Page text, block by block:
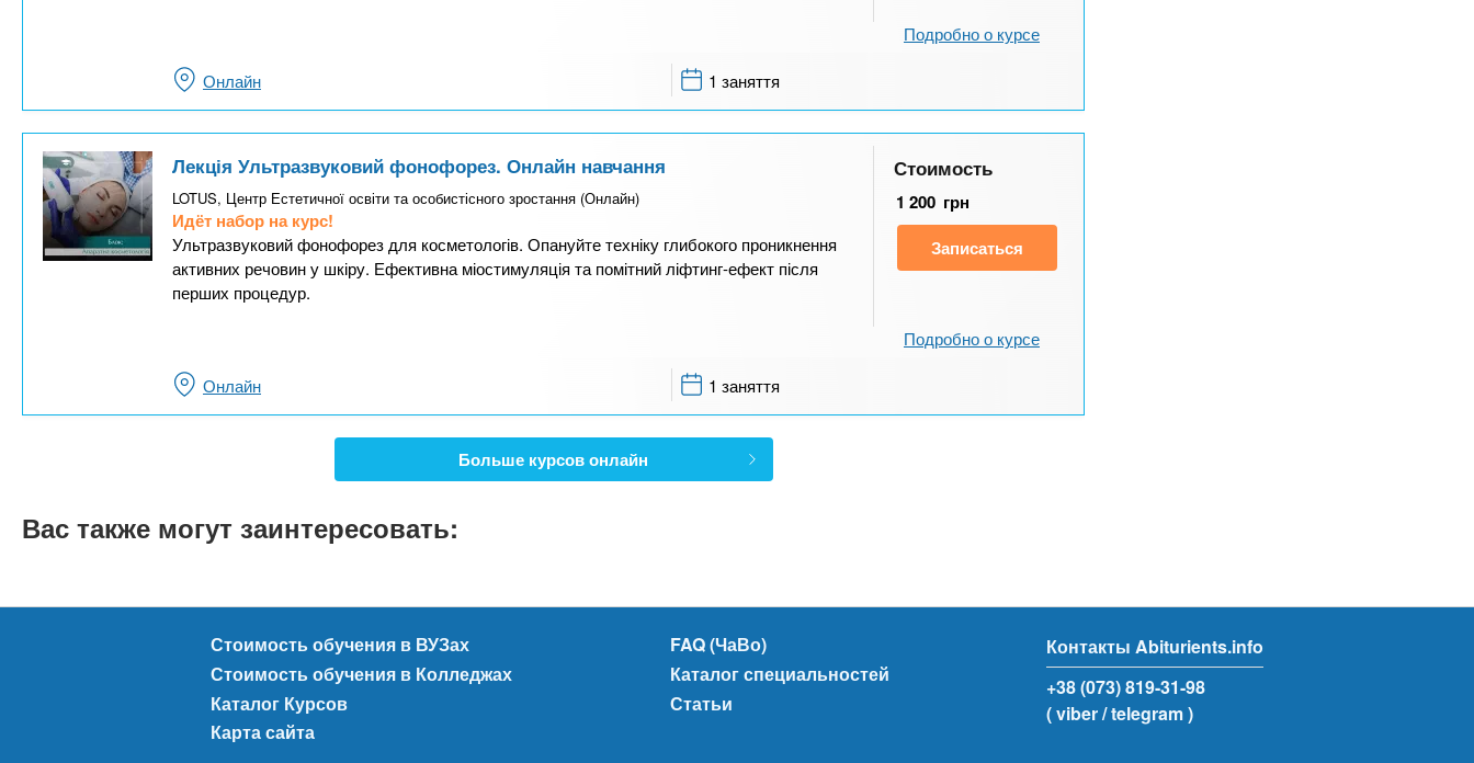
Подробно о курсе
Онлайн 1 заняття
Лекція Ультразвуковий фонофорез. Онлайн навчання
LOTUS, Центр Естетичної освіти та особистісного зростання (Онлайн)
Идёт набор на курс!
Ультразвуковий фонофорез для косметологів. Опануйте техніку глибокого проникнення
активних речовин у шкіру. Ефективна міостимуляція та помітний ліфтинг-ефект після
перших процедур.
Стоимость
1 200 грн
Записаться
Подробно о курсе
Онлайн 1 заняття
Больше курсов онлайн
Вас также могут заинтересовать:
Стоимость обучения в ВУЗах
Стоимость обучения в Колледжах
Каталог Курсов
Карта сайта
FAQ (ЧаВо)
Каталог специальностей
Статьи
Контакты Abiturients.info
+38 (073) 819-31-98
( viber/ telegram )